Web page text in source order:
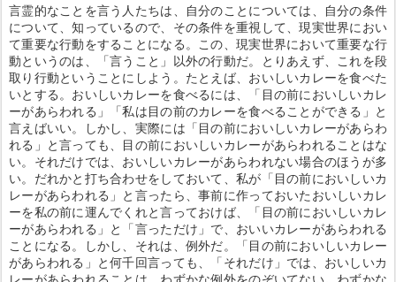
言霊的なことを言う人たちは、自分のことについては、自分の条件
について、知っているので、その条件を重視して、現実世界におい
て重要な行動をすることになる。この、現実世界において重要な行
動というのは、「言うこと」以外の行動だ。とりあえず、これを段
取り行動ということにしよう。たとえば、おいしいカレーを食べた
いとする。おいしいカレーを食べるには、「目の前においしいカレ
ーがあらわれる」「私は目の前のカレーを食べることができる」と
言えばいい。しかし、実際には「目の前においしいカレーがあらわ
れる」と言っても、目の前においしいカレーがあらわれることはな
い。それだけでは、おいしいカレーがあらわれない場合のほうが多
い。だれかと打ち合わせをしておいて、私が「目の前においしいカ
レーがあらわれる」と言ったら、事前に作っておいたおいしいカレ
ーを私の前に運んでくれと言っておけば、「目の前においしいカレ
ーがあらわれる」と「言っただけ」で、おいいカレーがあらわれる
ことになる。しかし、それは、例外だ。「目の前においしいカレー
があらわれる」と何千回言っても、「それだけ」では、おいしいカ
レーがあらわれることは、わずかな例外をのぞいてない。わずかな